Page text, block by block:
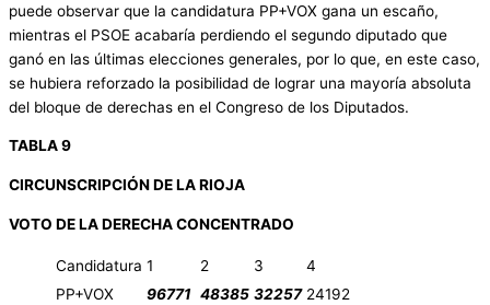
puede observar que la candidatura PP+VOX gana un escaño,
mientras el PSOE acabaría perdiendo el segundo diputado que
ganó en las últimas elecciones generales, por lo que, en este caso,
se hubiera reforzado la posibilidad de lograr una mayoría absoluta
del bloque de derechas en el Congreso de los Diputados.
TABLA 9
CIRCUNSCRIPCIÓN DE LA RIOJA
VOTO DE LA DERECHA CONCENTRADO
Candidatura 1 2 3
4
PP+VOX
96771 48385 32257 24192